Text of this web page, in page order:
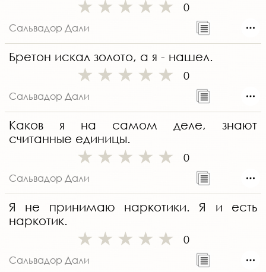
0
Сальвадор Дали
Бретон искал золото, а я - нашел.
0
Сальвадор Дали
Каков я на самом деле, знают
считанные единицы.
0
Сальвадор Дали
Я не принимаю наркотики. Я и есть
наркотик.
0
Сальвадор Дали